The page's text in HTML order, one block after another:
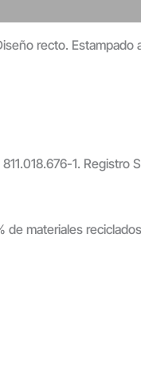
recto.
1. Registro
de materiales reciclados